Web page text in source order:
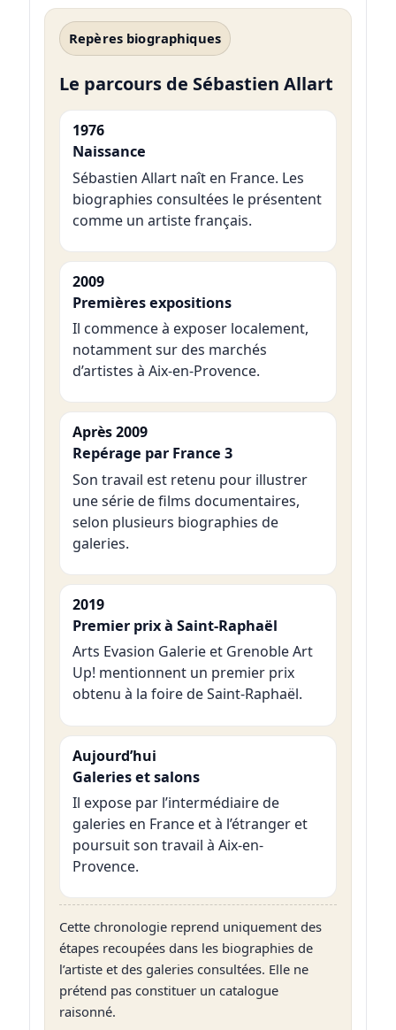
Repères biographiques
Le parcours de Sébastien Allart
1976
Naissance
Sébastien Allart naît en France. Les
biographies consultées le présentent
comme un artiste français.
2009
Premières expositions
Il commence à exposer localement,
notamment sur des marchés
d’artistes à Aix-en-Provence.
Après 2009
Repérage par France 3
Son travail est retenu pour illustrer
une série de films documentaires,
selon plusieurs biographies de
galeries.
2019
Premier prix à Saint-Raphaël
Arts Evasion Galerie et Grenoble Art
Up! mentionnent un premier prix
obtenu à la foire de Saint-Raphaël.
Aujourd’hui
Galeries et salons
Il expose par l’intermédiaire de
galeries en France et à l’étranger et
poursuit son travail à Aix-en-
Provence.
Cette chronologie reprend uniquement des
étapes recoupées dans les biographies de
l’artiste et des galeries consultées. Elle ne
prétend pas constituer un catalogue
raisonné.